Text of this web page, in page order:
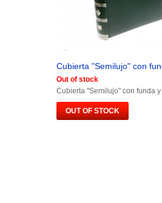
Cubierta "Semilujo" con
Out of stock
Cubierta "Semilujo" con funda
OUT OF STOCK